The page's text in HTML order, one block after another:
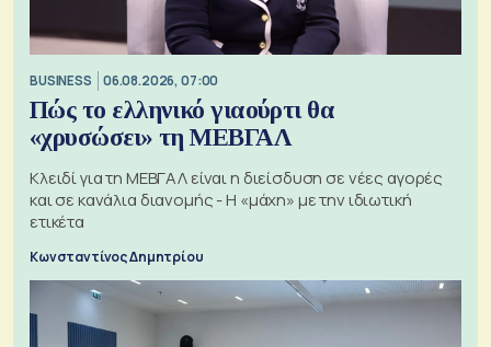
BUSINESS 06.08.2026, 07:00
Πώς το ελληνικό γιαούρτι θα
«χρυσώσει» τη ΜΕΒΓΑΛ
Κλειδί για τη ΜΕΒΓΑΛ είναι η διείσδυση σε νέες αγορές
και σε κανάλια διανομής - Η «μάχη» με την ιδιωτική
ετικέτα
Κωνσταντίνος Δημητρίου